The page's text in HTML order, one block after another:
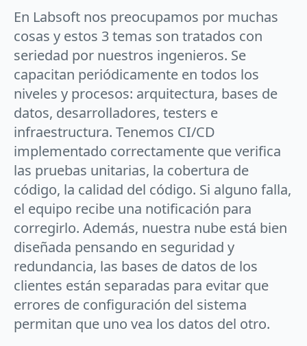
En Labsoft nos preocupamos por muchas
cosas y estos 3 temas son tratados con
seriedad por nuestros ingenieros. Se
capacitan periódicamente en todos los
niveles y procesos: arquitectura, bases de
datos, desarrolladores, testers e
infraestructura. Tenemos CI/CD
implementado correctamente que verifica
las pruebas unitarias, la cobertura de
código, la calidad del código. Si alguno falla,
el equipo recibe una notificación para
corregirlo. Además, nuestra nube está bien
diseñada pensando en seguridad y
redundancia, las bases de datos de los
clientes están separadas para evitar que
errores de configuración del sistema
permitan que uno vea los datos del otro.